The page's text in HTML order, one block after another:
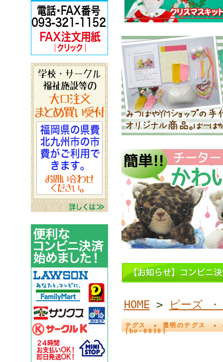
HOME > ビーズ
テグス ★ 透明のテグス ★
[be-0038]